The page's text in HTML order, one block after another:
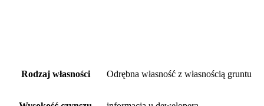
Rodzaj własności Odrębna własność z własnością gruntu